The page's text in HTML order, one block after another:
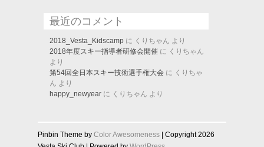
最近のコメント
2018_Vesta_Kidscamp に くりちゃん より
2018年度スキー指導者研修会開催 に くりちゃん
より
第54回全日本スキー技術選手権大会 に くりちゃ
ん より
happy_newyear に くりちゃん より
Pinbin Theme by Color Awesomeness | Copyright 2026